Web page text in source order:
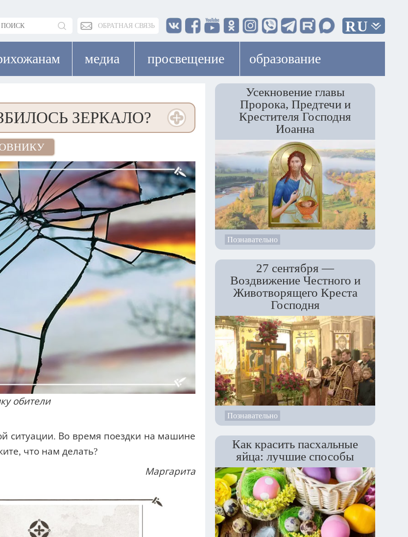
ОБРАТНАЯ СВЯЗЬ RU
медиа просвещение образование
ЗЕРКАЛО?
обители
ситуации. Во время поездки на машине
что нам делать?
Маргарита
Усекновение главы
Пророка, Предтечи и
Крестителя Господня
Иоанна
Познавательно
27 сентября —
Воздвижение Честного и
Животворящего Креста
Господня
Познавательно
Как красить пасхальные
яйца: лучшие способы